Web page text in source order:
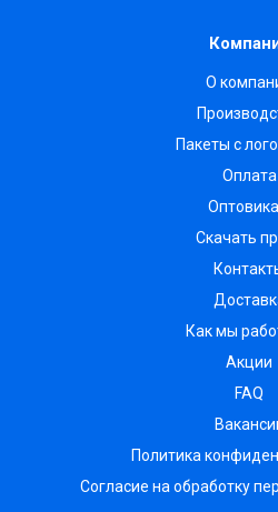
О
Пакеты с
Оплата
Скачать
Как мы
Акции
FAQ
Политика
Согласие на обработку